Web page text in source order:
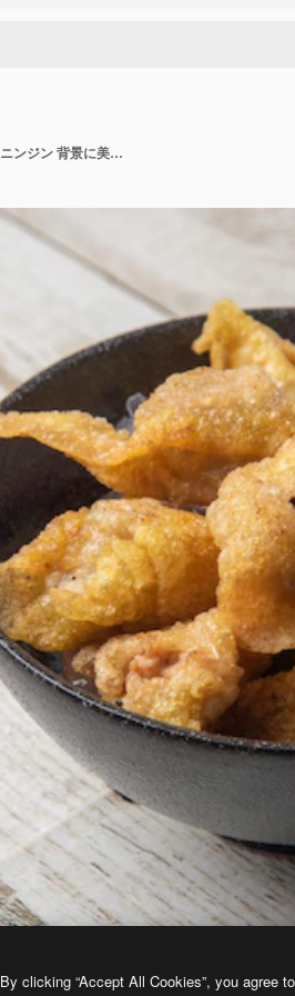
アジアのストリートフード プレートに揚げたダンプリング 白いニンジン 背景に美味しい混合卵
By clicking “Accept All Cookies”, you agree